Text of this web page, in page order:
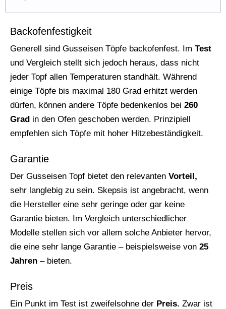
Backofenfestigkeit
Generell sind Gusseisen Töpfe backofenfest. Im Test
und Vergleich stellt sich jedoch heraus, dass nicht
jeder Topf allen Temperaturen standhält. Während
einige Töpfe bis maximal 180 Grad erhitzt werden
dürfen, können andere Töpfe bedenkenlos bei 260
Grad in den Ofen geschoben werden. Prinzipiell
empfehlen sich Töpfe mit hoher Hitzebeständigkeit.
Garantie
Der Gusseisen Topf bietet den relevanten Vorteil,
sehr langlebig zu sein. Skepsis ist angebracht, wenn
die Hersteller eine sehr geringe oder gar keine
Garantie bieten. Im Vergleich unterschiedlicher
Modelle stellen sich vor allem solche Anbieter hervor,
die eine sehr lange Garantie – beispielsweise von 25
Jahren – bieten.
Preis
Ein Punkt im Test ist zweifelsohne der Preis. Zwar ist